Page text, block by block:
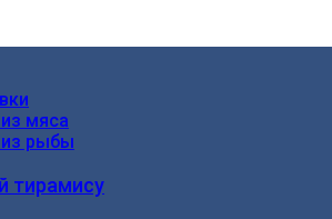
мяса
рыбы
тирамису